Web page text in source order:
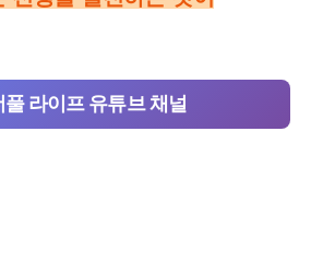
라이프 유튜브 채널